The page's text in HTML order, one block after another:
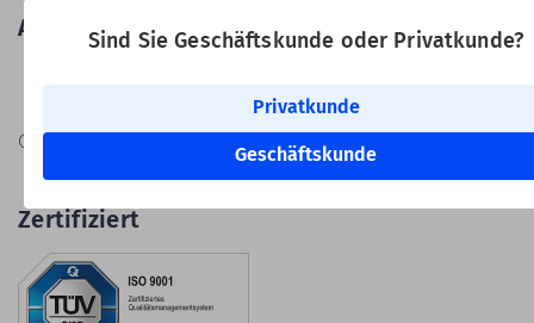
Sind Sie Geschäftskunde oder Privatkunde?
Privatkunde
Geschäftskunde
Ausgezeichnete Qualität
Zertifiziert